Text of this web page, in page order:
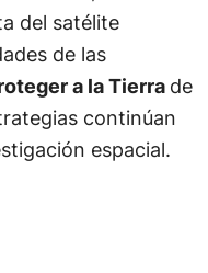
del satélite
de las
a la Tierra de
continúan
espacial.